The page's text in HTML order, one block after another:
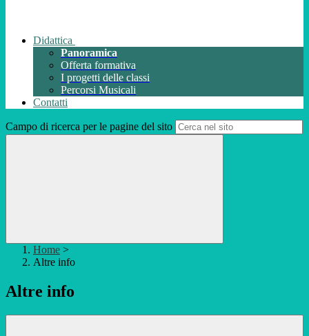
Didattica
Panoramica
Offerta formativa
I progetti delle classi
Percorsi Musicali
Contatti
Campo di ricerca per le pagine del sito
Home >
Altre info
Altre info